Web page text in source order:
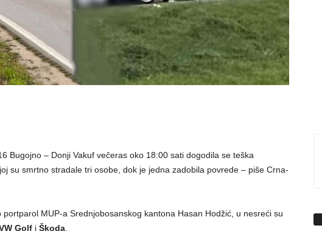
Bugojno – Donji Vakuf večeras oko 18:00 sati dogodila se teška
su smrtno stradale tri osobe, dok je jedna zadobila povrede – piše Crna-
portparol MUP-a Srednjobosanskog kantona Hasan Hodžić, u nesreći su
Golfi Škoda.